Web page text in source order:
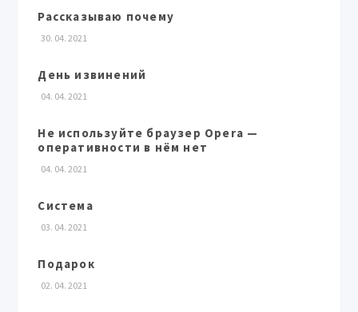
Рассказываю почему
30. 04. 2021
День извинений
04. 04. 2021
Не используйте браузер Opera —
оперативности в нём нет
04. 04. 2021
Система
03. 04. 2021
Подарок
02. 04. 2021